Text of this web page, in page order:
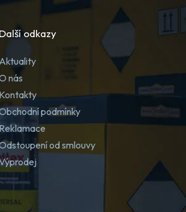
Další odkazy
Aktuality
nás
Kontakty
podmínky
Reklamace
od smlouvy